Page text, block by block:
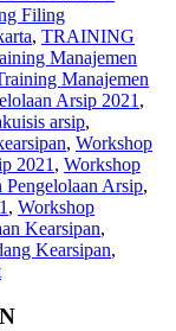
Filing
, TRAINING
Manajemen
Manajemen
Arsip 2021 ,
arsip,
, Workshop
2021 , Workshop
Pengelolaan Arsip,
, Workshop
Kearsipan,
Kearsipan,